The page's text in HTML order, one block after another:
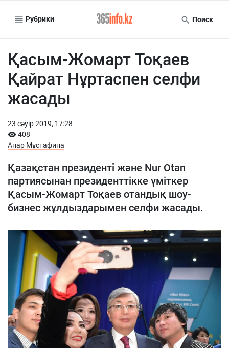
Рубрики Поиск
Қасым-Жомарт Тоқаев
Қайрат Нұртаспен селфи
жасады
23 сәуiр 2019, 17:28
408
Анар Мұстафина
Қазақстан президенті және Nur Otan
партиясынан президенттікке үміткер
Қасым-Жомарт Тоқаев отандық шоу-
бизнес жұлдыздарымен селфи жасады.